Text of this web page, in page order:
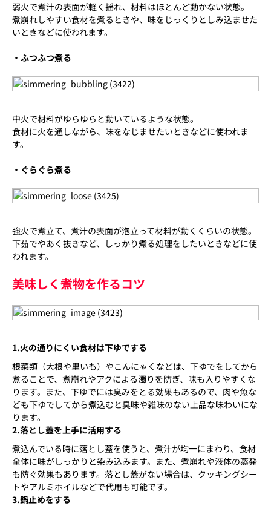
弱火で煮汁の表面が軽く揺れ、材料はほとんど動かない状態。
煮崩れしやすい食材を煮るときや、味をじっくりとしみ込ませた
いときなどに使われます。
・ふつふつ煮る
中火で材料がゆらゆらと動いているような状態。
食材に火を通しながら、味をなじませたいときなどに使われま
す。
・ぐらぐら煮る
強火で煮立て、煮汁の表面が泡立って材料が動くくらいの状態。
下茹でやあく抜きなど、しっかり煮る処理をしたいときなどに使
われます。
美味しく煮物を作るコツ
1.火の通りにくい食材は下ゆでする
根菜類（大根や里いも）やこんにゃくなどは、下ゆでをしてから
煮ることで、煮崩れやアクによる濁りを防ぎ、味も入りやすくな
ります。また、下ゆでには臭みをとる効果もあるので、肉や魚な
ども下ゆでしてから煮込むと臭味や雑味のない上品な味わいにな
ります。
2.落とし蓋を上手に活用する
煮込んでいる時に落とし蓋を使うと、煮汁が均一にまわり、食材
全体に味がしっかりと染み込みます。また、煮崩れや液体の蒸発
も防ぐ効果もあります。落とし蓋がない場合は、クッキングシー
トやアルミホイルなどで代用も可能です。
3.鍋止めをする